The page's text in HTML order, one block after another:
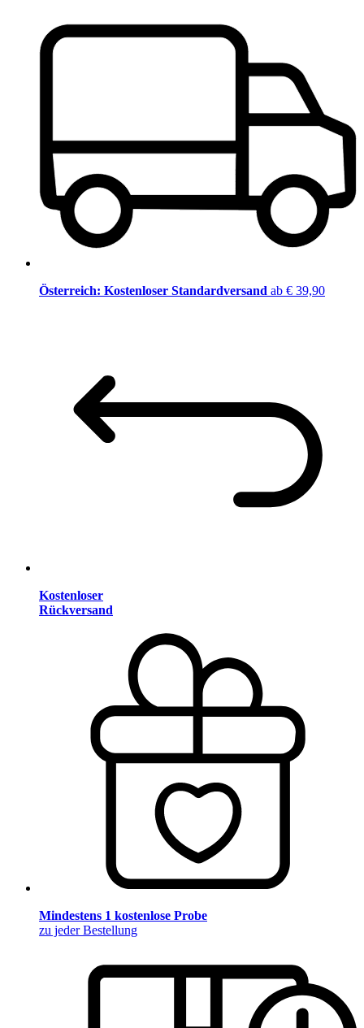
Österreich: Kostenloser Standardversand ab € 39,90
Kostenloser
Rückversand
Mindestens 1 kostenlose Probe
zu jeder Bestellung